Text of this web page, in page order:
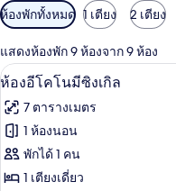
ตัว
กรอง
ที่
มี
ให้
สำหรับ
ห้อง
พัก
ห้องพักทั้งหมด 1 เตียง 2 เตียง
แสดงห้องพัก 9 ห้องจาก 9 ห้อง
เปิด
ภาพถ่าย
ทั้งหมด
ของ
ห้อง
6
ห้องอีโคโนมีซิงเกิล
7 ตารางเมตร
1 ห้องนอน
พักได้ 1 คน
1 เตียงเดี่ยว